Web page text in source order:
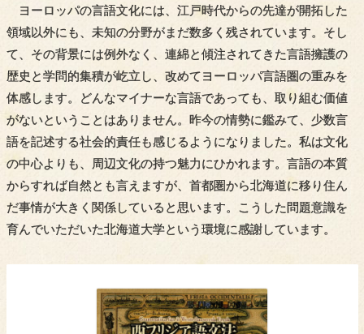
ヨーロッパの言語文化には、江戸時代からの先達が開拓した
領域以外にも、未知の分野がまだ数多く残されています。そし
て、その背景には例外なく、連綿と傾注されてきた言語擁護の
歴史と学問的集積が屹立し、改めてヨーロッパ言語圏の重みを
体感します。どんなマイナーな言語であっても、取り組む価値
がないということはありません。昨今の情勢に鑑みて、少数言
語を記述する社会的責任も感じるようになりました。私は文化
の中心よりも、周辺文化の持つ魅力にひかれます。言語の本質
からすれば自然とも言えますが、首都圏から北海道に移り住ん
だ事情が大きく関係していると思います。こうした問題意識を
育んでいただいた北海道大学という環境に感謝しています。